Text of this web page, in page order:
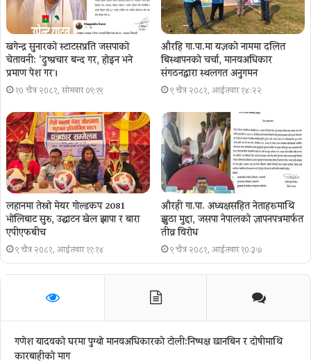
खगेन्द्र सुनारको स्टाटसप्रति जसपाको
चेतावनी: ‘दुष्प्रचार बन्द गर, होइन भने
प्रमाण पेश गर´।
१० चैत्र २०८१, सोमबार ०९:१९
औरहि गा.पा.मा यज्ञकाे नाममा दलित
बिस्थापनकाे चर्चा, मानवअधिकार
संगठनद्वारा स्थलगत अनुगमन
९ चैत्र २०८१, आईतवार १४:२२
लहानमा तेस्रो मेयर गोल्डकप 2081
भोलिबाट सुरु, उद्घाटन खेल झापा र बारा
एपीएफबीच
९ चैत्र २०८१, आईतवार ११:१४
औरही गा.पा. अध्यक्षसहित नेताहरूमाथि
झुठा मुद्दा, जसपा नेपालको ज्ञापनपत्रमार्फत
तीव्र विरोध
९ चैत्र २०८१, आईतवार १०:३७
गणेश यादवको घरमा पुग्याे मानवअधिकारकाे टोली:निष्पक्ष छानबिन र दोषीमाथि
कारबाहीको माग